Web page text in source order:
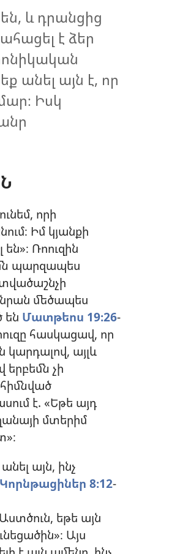
և դրանցից
է ձեր
անել այն է, որ
Իսկ
որի
Իմ կյանքի
Ռոուզին
պարզապես
նրան մեծապես
են Մատթեոս 19։26-
հասկացավ, որ
կարդալով, այլև
չի
է. «Եթե այդ
մտերիմ
այն, ինչ
8։12-
եթե այն
Այս